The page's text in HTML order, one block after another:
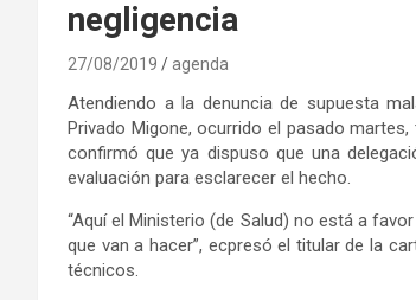
negligencia
27/08/2019 agenda
Atendiendo a la denuncia de supuesta
Privado Migone, ocurrido el pasado
confirmó que ya dispuso que una
evaluación para esclarecer el hecho.
“Aquí el Ministerio (de Salud) no está a
que van a hacer”, ecpresó el titular de la
técnicos.